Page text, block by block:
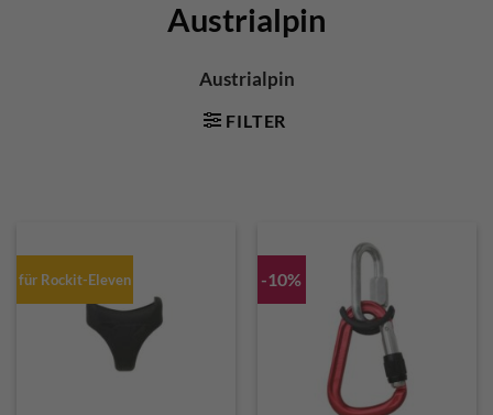
Austrialpin
Austrialpin
FILTER
für Rockit-Eleven -10%